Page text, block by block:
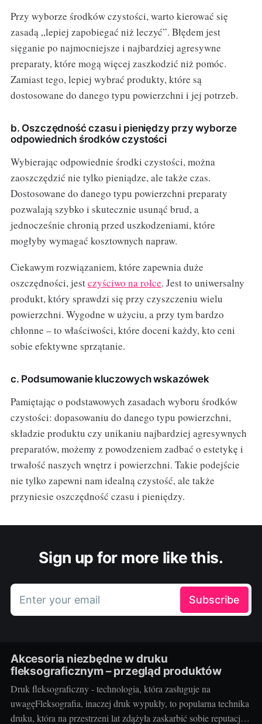
Przy wyborze środków czystości, warto kierować się
zasadą „lepiej zapobiegać niż leczyć”. Błędem jest
sięganie po najmocniejsze i najbardziej agresywne
preparaty, które mogą więcej zaszkodzić niż pomóc.
Zamiast tego, lepiej wybrać produkty, które są
dostosowane do danego typu powierzchni i jej potrzeb.
b. Oszczędność czasu i pieniędzy przy wyborze
odpowiednich środków czystości
Wybierając odpowiednie środki czystości, można
zaoszczędzić nie tylko pieniądze, ale także czas.
Dostosowane do danego typu powierzchni preparaty
pozwalają szybko i skutecznie usunąć brud, a
jednocześnie chronią przed uszkodzeniami, które
mogłyby wymagać kosztownych napraw.
Ciekawym rozwiązaniem, które zapewnia duże
oszczędności, jestczyściwo na rolce. Jest to uniwersalny
produkt, który sprawdzi się przy czyszczeniu wielu
powierzchni. Wygodne w użyciu, a przy tym bardzo
chłonne – to właściwości, które doceni każdy, kto ceni
sobie efektywne sprzątanie.
c. Podsumowanie kluczowych wskazówek
Pamiętając o podstawowych zasadach wyboru środków
czystości: dopasowaniu do danego typu powierzchni,
składzie produktu czy unikaniu najbardziej agresywnych
preparatów, możemy z powodzeniem zadbać o estetykę i
trwałość naszych wnętrz i powierzchni. Takie podejście
nie tylko zapewni nam idealną czystość, ale także
przyniesie oszczędność czasu i pieniędzy.
Sign up for more like this.
Enter your email Subscribe
Akcesoria niezbędne w druku
fleksograficznym – przegląd produktów
Druk fleksograficzny - technologia, która zasługuje na
uwagęFleksografia, inaczej druk wypukły, to popularna technika
druku, która na przestrzeni lat zdążyła zaskarbić sobie reputację